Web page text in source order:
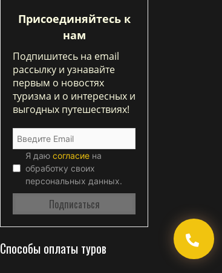
Присоединяйтесь к
нам
Подпишитесь на email
рассылку и узнавайте
первым о новостях
туризма и о интересных и
выгодных путешествиях!
Я даю согласие на
обработку своих
персональных данных.
Способы оплаты туров